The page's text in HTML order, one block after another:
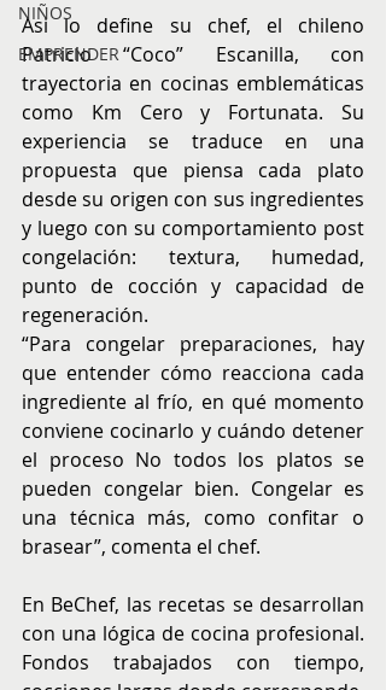
NIÑOS
EMPRENDER
Asi lo define su chef, el chileno
Patricio “Coco” Escanilla, con
trayectoria en cocinas emblemáticas
como Km Cero y Fortunata. Su
experiencia se traduce en una
propuesta que piensa cada plato
desde su origen con sus ingredientes
y luego con su comportamiento post
congelación: textura, humedad,
punto de cocción y capacidad de
regeneración.
“Para congelar preparaciones, hay
que entender cómo reacciona cada
ingrediente al frío, en qué momento
conviene cocinarlo y cuándo detener
el proceso No todos los platos se
pueden congelar bien. Congelar es
una técnica más, como confitar o
brasear”, comenta el chef.
En BeChef, las recetas se desarrollan
con una lógica de cocina profesional.
Fondos trabajados con tiempo,